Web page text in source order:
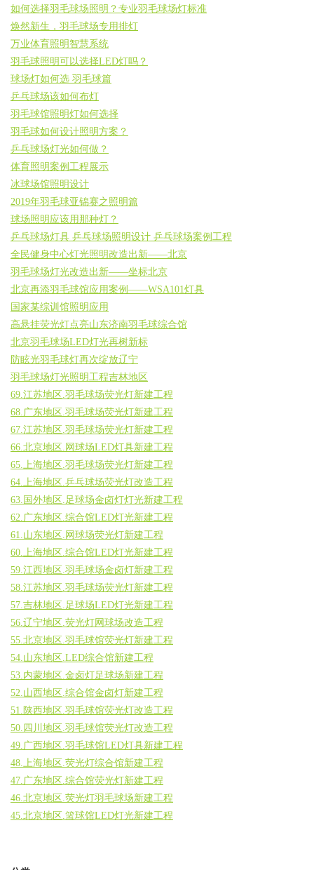
如何选择羽毛球场照明？专业羽毛球场灯标准
焕然新生，羽毛球场专用排灯
万业体育照明智慧系统
羽毛球照明可以选择LED灯吗？
球场灯如何选 羽毛球篇
乒乓球场该如何布灯
羽毛球馆照明灯如何选择
羽毛球如何设计照明方案？
乒乓球场灯光如何做？
体育照明案例工程展示
冰球场馆照明设计
2019年羽毛球亚锦赛之照明篇
球场照明应该用那种灯？
乒乓球场灯具 乒乓球场照明设计 乒乓球场案例工程
全民健身中心灯光照明改造出新——北京
羽毛球场灯光改造出新——坐标北京
北京再添羽毛球馆应用案例——WSA101灯具
国家某综训馆照明应用
高悬挂荧光灯点亮山东济南羽毛球综合馆
北京羽毛球场LED灯光再树新标
防眩光羽毛球灯再次绽放辽宁
羽毛球场灯光照明工程吉林地区
69.江苏地区.羽毛球场荧光灯新建工程
68.广东地区.羽毛球场荧光灯新建工程
67.江苏地区.羽毛球场荧光灯新建工程
66.北京地区.网球场LED灯具新建工程
65.上海地区.羽毛球场荧光灯新建工程
64.上海地区.乒乓球场荧光灯改造工程
63.国外地区.足球场金卤灯灯光新建工程
62.广东地区.综合馆LED灯光新建工程
61.山东地区.网球场荧光灯新建工程
60.上海地区.综合馆LED灯光新建工程
59.江西地区.羽毛球场金卤灯新建工程
58.江苏地区.羽毛球场荧光灯新建工程
57.吉林地区.足球场LED灯光新建工程
56.辽宁地区.荧光灯网球场改造工程
55.北京地区.羽毛球馆荧光灯新建工程
54.山东地区.LED综合馆新建工程
53.内蒙地区.金卤灯足球场新建工程
52.山西地区.综合馆金卤灯新建工程
51.陕西地区.羽毛球馆荧光灯改造工程
50.四川地区.羽毛球馆荧光灯改造工程
49.广西地区.羽毛球馆LED灯具新建工程
48.上海地区.荧光灯综合馆新建工程
47.广东地区.综合馆荧光灯新建工程
46.北京地区.荧光灯羽毛球场新建工程
45.北京地区.篮球馆LED灯光新建工程